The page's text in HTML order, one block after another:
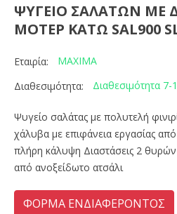
ΨΥΓΕΙΟ ΣΑΛΑΤΩΝ ΜΕ
ΜΟΤΕΡ ΚΑΤΩ SAL900
Εταιρία:
MAXIMA
Διαθεσιμότητα:
Διαθεσιμότητα 7-
Ψυγείο σαλάτας με πολυτελή
χάλυβα με επιφάνεια εργασίας
πλήρη κάλυψη Διαστάσεις 2 θυρών
από ανοξείδωτο ατσάλι
ΦΟΡΜΑ ΕΝΔΙΑΦΕΡΟΝΤΟΣ